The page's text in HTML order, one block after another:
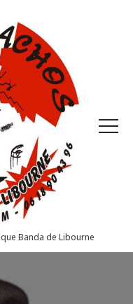
Banda de Libourne